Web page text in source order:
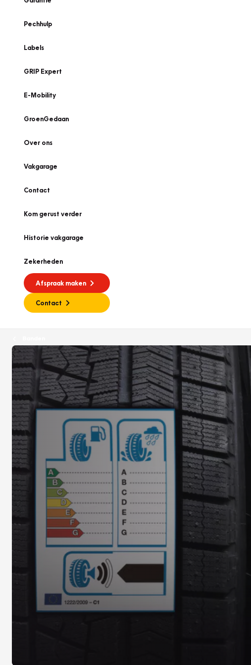
Pechhulp
Labels
GRIP Expert
E-Mobility
GroenGedaan
Over ons
Vakgarage
Contact
Kom gerust verder
Historie vakgarage
Zekerheden
Afspraak maken
Contact